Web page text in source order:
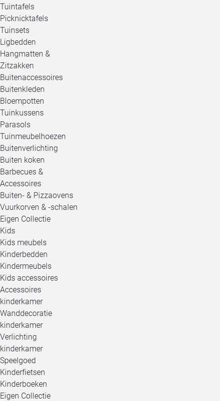
Tuintafels
Picknicktafels
Tuinsets
Ligbedden
Hangmatten &
Zitzakken
Buitenaccessoires
Buitenkleden
Bloempotten
Tuinkussens
Parasols
Tuinmeubelhoezen
Buitenverlichting
Buiten koken
Barbecues &
Accessoires
Buiten- & Pizzaovens
Vuurkorven & -schalen
Eigen Collectie
Kids
Kids meubels
Kinderbedden
Kindermeubels
Kids accessoires
Accessoires
kinderkamer
Wanddecoratie
kinderkamer
Verlichting
kinderkamer
Speelgoed
Kinderfietsen
Kinderboeken
Eigen Collectie